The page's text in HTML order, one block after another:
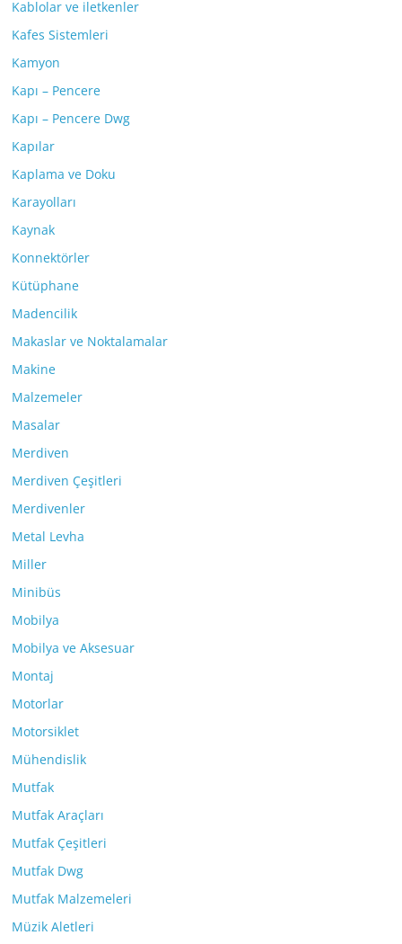
Kablolar ve iletkenler
Kafes Sistemleri
Kamyon
Kapı – Pencere
Kapı – Pencere Dwg
Kapılar
Kaplama ve Doku
Karayolları
Kaynak
Konnektörler
Kütüphane
Madencilik
Makaslar ve Noktalamalar
Makine
Malzemeler
Masalar
Merdiven
Merdiven Çeşitleri
Merdivenler
Metal Levha
Miller
Minibüs
Mobilya
Mobilya ve Aksesuar
Montaj
Motorlar
Motorsiklet
Mühendislik
Mutfak
Mutfak Araçları
Mutfak Çeşitleri
Mutfak Dwg
Mutfak Malzemeleri
Müzik Aletleri